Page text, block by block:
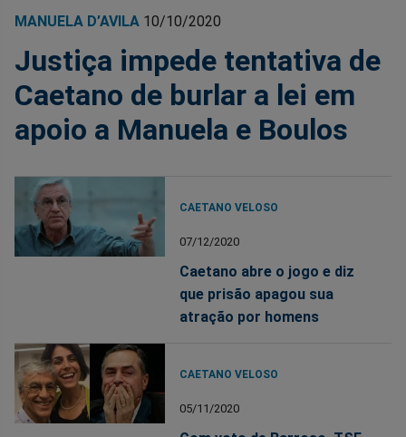
MANUELA D’AVILA 10/10/2020
Justiça impede tentativa de
Caetano de burlar a lei em
apoio a Manuela e Boulos
CAETANO VELOSO
07/12/2020
Caetano abre o jogo e diz
que prisão apagou sua
atração por homens
CAETANO VELOSO
05/11/2020